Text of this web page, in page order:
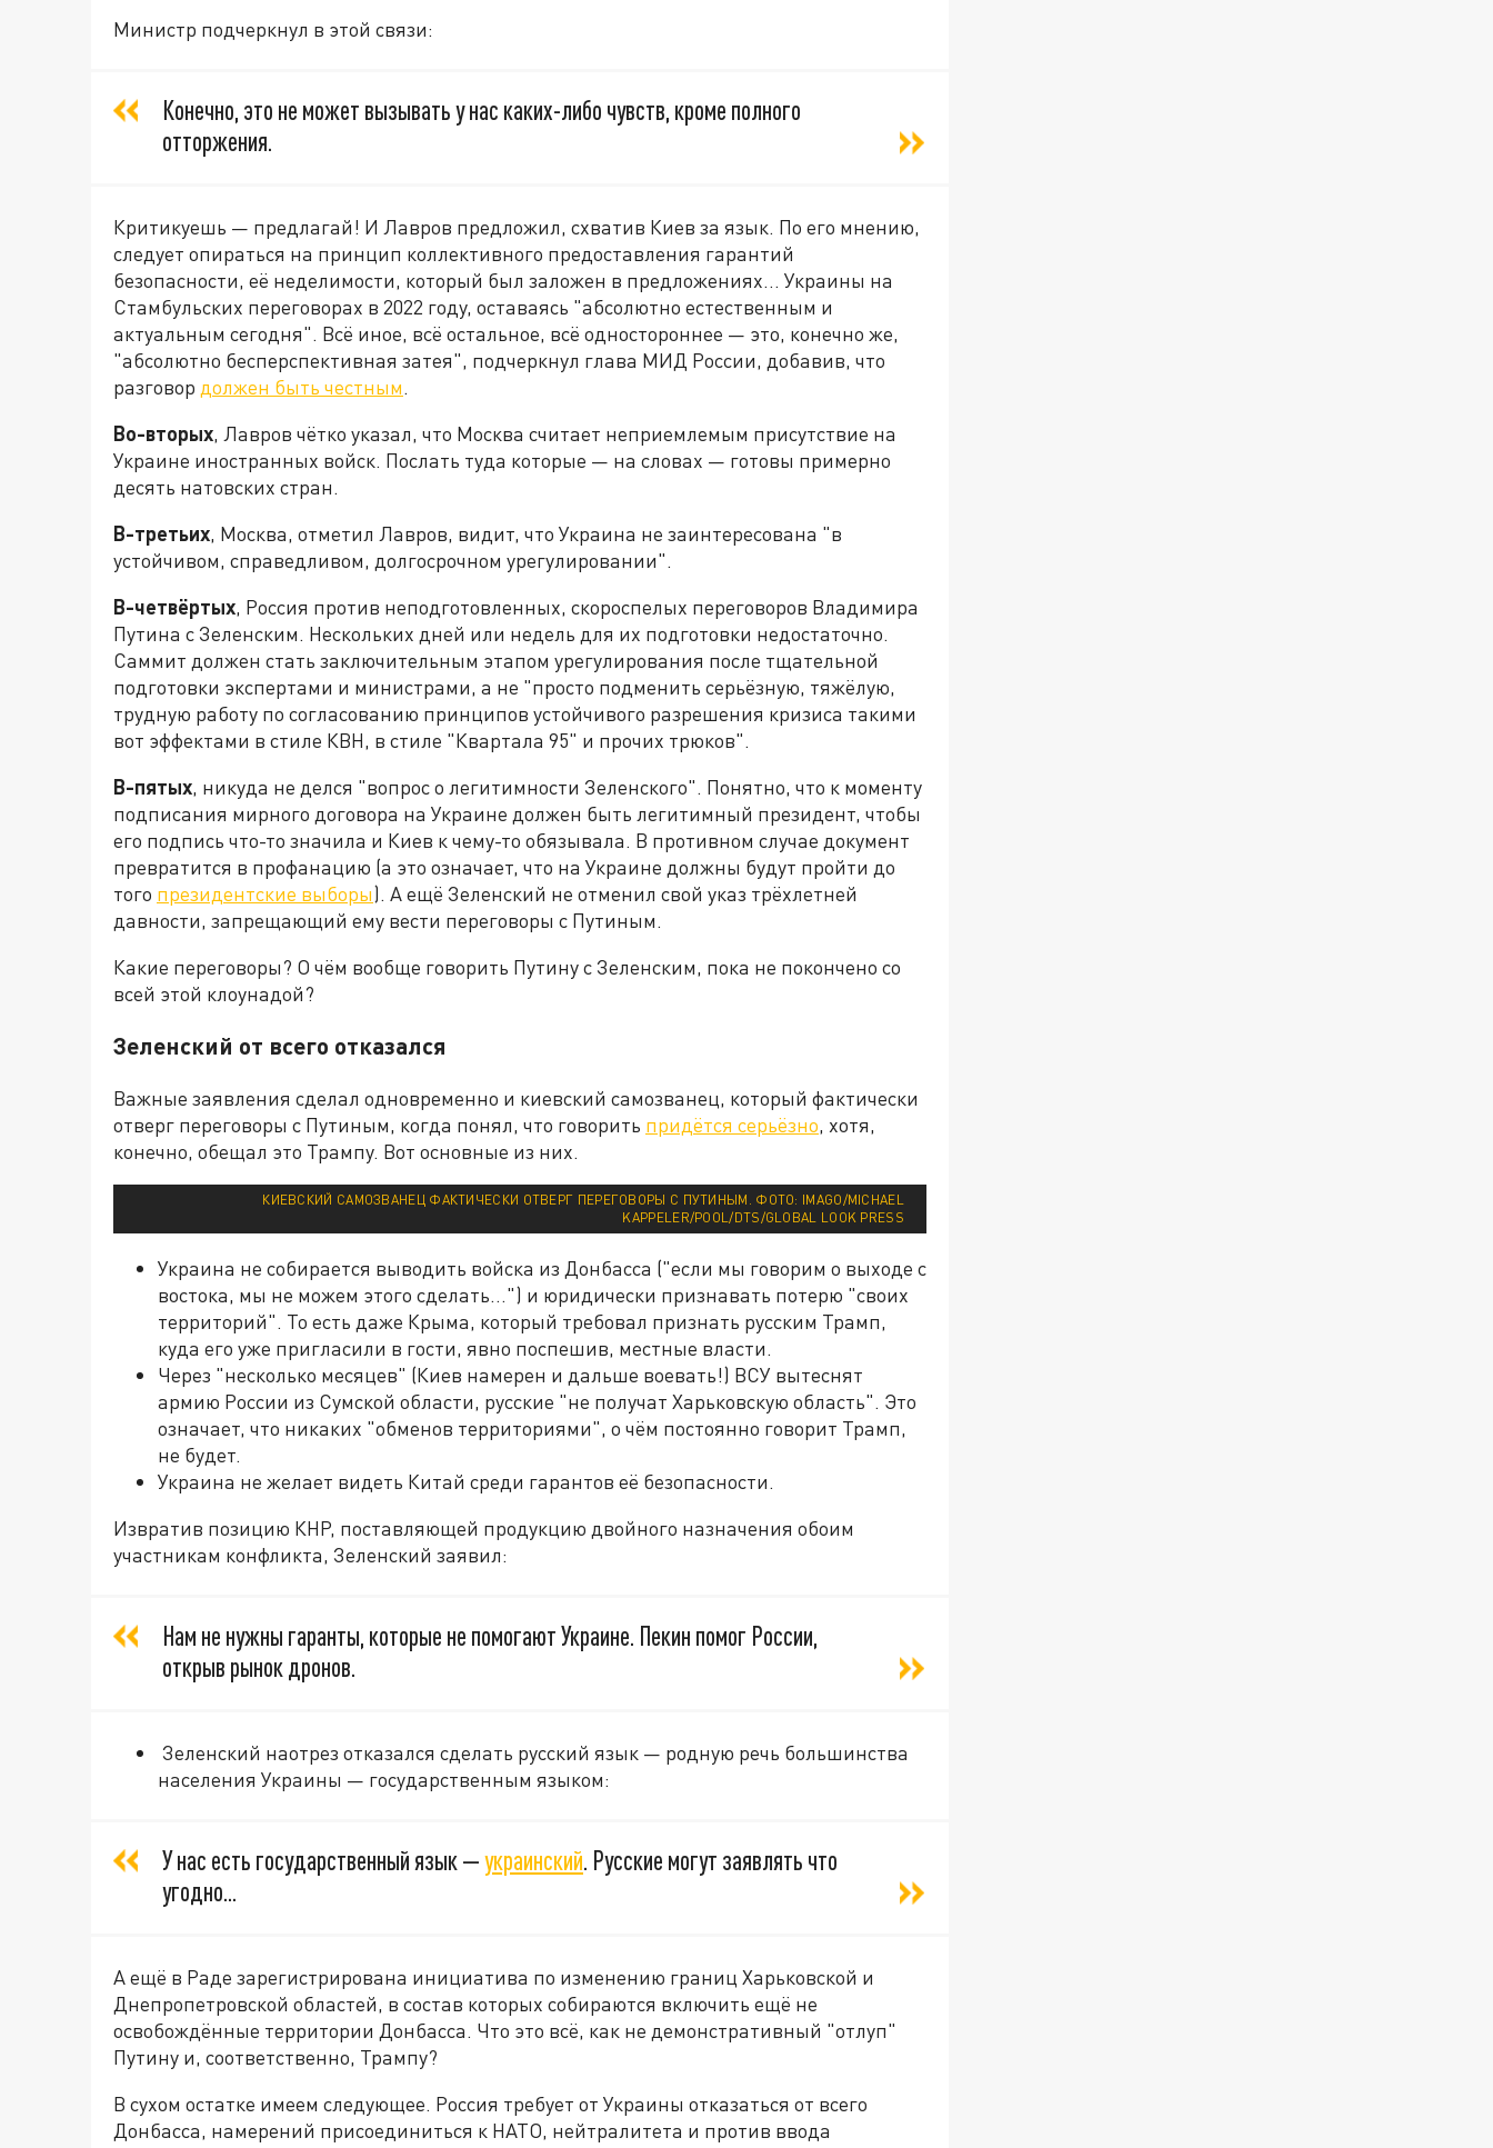
Министр подчеркнул в этой связи:
Конечно, это не может вызывать у нас каких-либо чувств, кроме полного
отторжения.
Критикуешь — предлагай! И Лавров предложил, схватив Киев за язык. По его мнению,
следует опираться на принцип коллективного предоставления гарантий
безопасности, её неделимости, который был заложен в предложениях… Украины на
Стамбульских переговорах в 2022 году, оставаясь "абсолютно естественным и
актуальным сегодня". Всё иное, всё остальное, всё одностороннее — это, конечно же,
"абсолютно бесперспективная затея", подчеркнул глава МИД России, добавив, что
разговор должен быть честным.
Во-вторых, Лавров чётко указал, что Москва считает неприемлемым присутствие на
Украине иностранных войск. Послать туда которые — на словах — готовы примерно
десять натовских стран.
В-третьих, Москва, отметил Лавров, видит, что Украина не заинтересована "в
устойчивом, справедливом, долгосрочном урегулировании".
В-четвёртых, Россия против неподготовленных, скороспелых переговоров Владимира
Путина с Зеленским. Нескольких дней или недель для их подготовки недостаточно.
Саммит должен стать заключительным этапом урегулирования после тщательной
подготовки экспертами и министрами, а не "просто подменить серьёзную, тяжёлую,
трудную работу по согласованию принципов устойчивого разрешения кризиса такими
вот эффектами в стиле КВН, в стиле "Квартала 95" и прочих трюков".
В-пятых, никуда не делся "вопрос о легитимности Зеленского". Понятно, что к моменту
подписания мирного договора на Украине должен быть легитимный президент, чтобы
его подпись что-то значила и Киев к чему-то обязывала. В противном случае документ
превратится в профанацию (а это означает, что на Украине должны будут пройти до
того президентские выборы). А ещё Зеленский не отменил свой указ трёхлетней
давности, запрещающий ему вести переговоры с Путиным.
Какие переговоры? О чём вообще говорить Путину с Зеленским, пока не покончено со
всей этой клоунадой?
Зеленский от всего отказался
Важные заявления сделал одновременно и киевский самозванец, который фактически
отверг переговоры с Путиным, когда понял, что говорить придётся серьёзно, хотя,
конечно, обещал это Трампу. Вот основные из них.
КИЕВСКИЙ САМОЗВАНЕЦ ФАКТИЧЕСКИ ОТВЕРГ ПЕРЕГОВОРЫ С ПУТИНЫМ. ФОТО: IMAGO/MICHAEL
KAPPELER/POOL/DTS/GLOBAL LOOK PRESS
Украина не собирается выводить войска из Донбасса ("если мы говорим о выходе с
востока, мы не можем этого сделать…") и юридически признавать потерю "своих
территорий". То есть даже Крыма, который требовал признать русским Трамп,
куда его уже пригласили в гости, явно поспешив, местные власти.
Через "несколько месяцев" (Киев намерен и дальше воевать!) ВСУ вытеснят
армию России из Сумской области, русские "не получат Харьковскую область". Это
означает, что никаких "обменов территориями", о чём постоянно говорит Трамп,
не будет.
Украина не желает видеть Китай среди гарантов её безопасности.
Извратив позицию КНР, поставляющей продукцию двойного назначения обоим
участникам конфликта, Зеленский заявил:
Нам не нужны гаранты, которые не помогают Украине. Пекин помог России,
открыв рынок дронов.
Зеленский наотрез отказался сделать русский язык — родную речь большинства
населения Украины — государственным языком:
У нас есть государственный язык —украинский. Русские могут заявлять что
угодно...
А ещё в Раде зарегистрирована инициатива по изменению границ Харьковской и
Днепропетровской областей, в состав которых собираются включить ещё не
освобождённые территории Донбасса. Что это всё, как не демонстративный "отлуп"
Путину и, соответственно, Трампу?
В сухом остатке имеем следующее. Россия требует от Украины отказаться от всего
Донбасса, намерений присоединиться к НАТО, нейтралитета и против ввода